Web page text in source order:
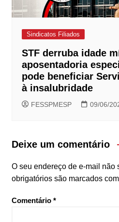
Sindicatos Filiados
STF derruba idade
aposentadoria
pode beneficiar
à insalubridade
FESSPMESP 09/06/
Deixe um comentário
O seu endereço de e-mail não
obrigatórios são marcados com
Comentário *